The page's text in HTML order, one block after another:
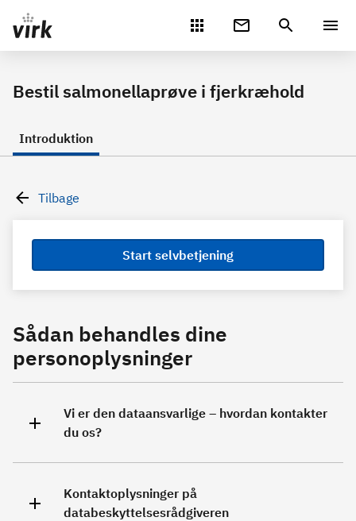
Gå direkte til indhold
Bestil salmonellaprøve i fjerkræhold
Introduktion
Tilbage
Start selvbetjening
Sådan behandles dine
personoplysninger
Vi er den dataansvarlige – hvordan kontakter
du os?
Kontaktoplysninger på
databeskyttelsesrådgiveren